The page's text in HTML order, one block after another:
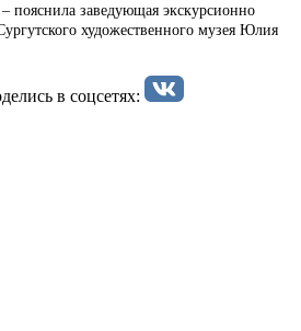
пояснила заведующая экскурсионно
художественного музея Юлия
в соцсетях: